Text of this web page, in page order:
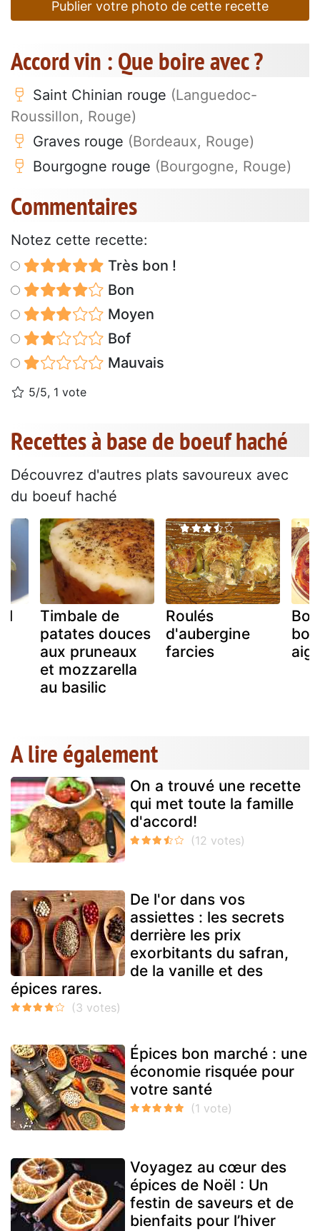
Publier votre photo de cette recette
Accord vin : Que boire avec ?
Saint Chinian rouge (Languedoc-
Roussillon, Rouge)
Graves rouge (Bordeaux, Rouge)
Bourgogne rouge (Bourgogne, Rouge)
Commentaires
Notez cette recette:
Très bon !
Bon
Moyen
Bof
Mauvais
5/5, 1 vote
Recettes à base de boeuf haché
Découvrez d'autres plats savoureux avec
du boeuf haché
Timbale de
patates douces
aux pruneaux
et mozzarella
au basilic
Roulés
d'aubergine
farcies
A lire également
On a trouvé une recette
qui met toute la famille
d'accord!
De l'or dans vos
assiettes : les secrets
derrière les prix
exorbitants du safran,
de la vanille et des
épices rares.
Épices bon marché : une
économie risquée pour
votre santé
Voyagez au cœur des
épices de Noël : Un
festin de saveurs et de
bienfaits pour l’hiver